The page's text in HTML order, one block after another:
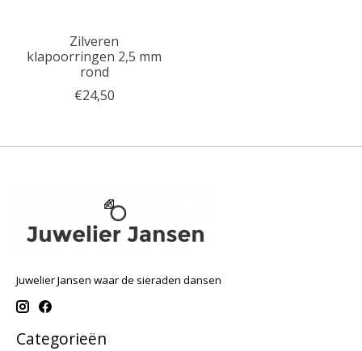
Zilveren
klapoorringen 2,5 mm
rond
€24,50
Juwelier Jansen waar de sieraden dansen
Categorieën